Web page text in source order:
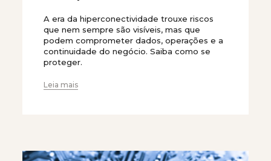
A era da hiperconectividade trouxe riscos
que nem sempre são visíveis, mas que
podem comprometer dados, operações e a
continuidade do negócio. Saiba como se
proteger.
Leia mais